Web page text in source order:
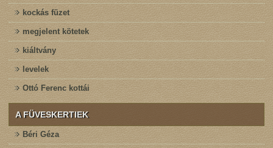
kockás füzet
megjelent kötetek
kiáltvány
levelek
Ottó Ferenc kottái
A FÜVESKERTIEK
Béri Géza